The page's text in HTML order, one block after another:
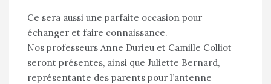
Ce sera aussi une parfaite occasion pour
échanger et faire connaissance.
Nos professeurs Anne Durieu et Camille Colliot
seront présentes, ainsi que Juliette Bernard,
représentante des parents pour l’antenne